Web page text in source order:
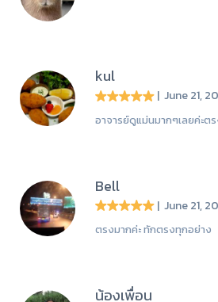
kul
| June 21,
อาจารย์ดูแม่นมากๆเลยค่ะต
Bell
| June 21,
ตรงมากค่ะ ทักตรงทุกอย่าง
น้องเพื่อน